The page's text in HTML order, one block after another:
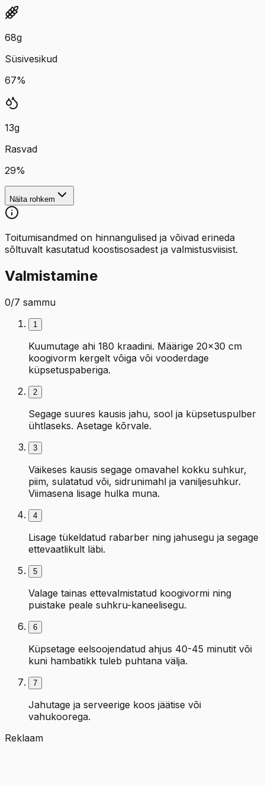
68g
Süsivesikud
67%
13g
Rasvad
29%
Näita rohkem
Toitumisandmed on hinnangulised ja võivad erineda
sõltuvalt kasutatud koostisosadest ja valmistusviisist.
Valmistamine
0/7 sammu
1
Kuumutage ahi 180 kraadini. Määrige 20×30 cm
koogivorm kergelt võiga või vooderdage
küpsetuspaberiga.
2
Segage suures kausis jahu, sool ja küpsetuspulber
ühtlaseks. Asetage kõrvale.
3
Väikeses kausis segage omavahel kokku suhkur,
piim, sulatatud või, sidrunimahl ja vaniljesuhkur.
Viimasena lisage hulka muna.
4
Lisage tükeldatud rabarber ning jahusegu ja segage
ettevaatlikult läbi.
5
Valage tainas ettevalmistatud koogivormi ning
puistake peale suhkru-kaneelisegu.
6
Küpsetage eelsoojendatud ahjus 40-45 minutit või
kuni hambatikk tuleb puhtana välja.
7
Jahutage ja serveerige koos jäätise või
vahukoorega.
Reklaam